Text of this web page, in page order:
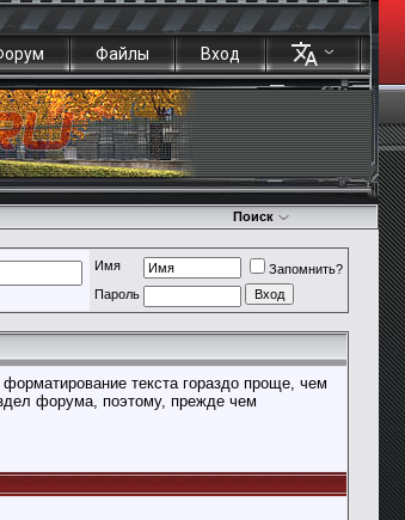
Файлы Вход
Поиск
Имя
Запомнить?
Пароль
текста гораздо проще, чем
форума, поэтому, прежде чем